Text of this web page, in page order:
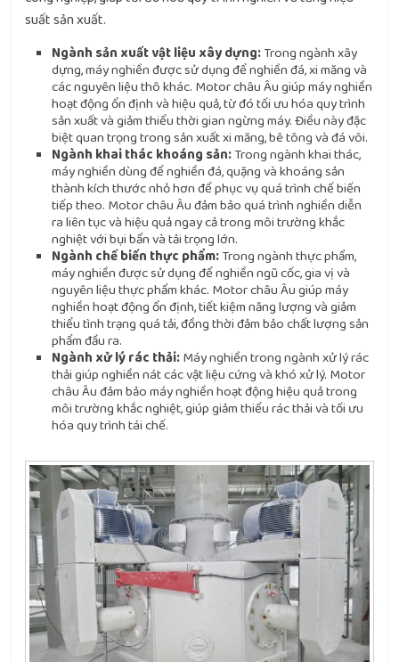
suất sản xuất.
Ngành sản xuất vật liệu xây dựng:Trong ngành xây
dựng, máy nghiền được sử dụng để nghiền đá, xi măng và
các nguyên liệu thô khác. Motor châu Âu giúp máy nghiền
hoạt động ổn định và hiệu quả, từ đó tối ưu hóa quy trình
sản xuất và giảm thiểu thời gian ngừng máy. Điều này đặc
biệt quan trọng trong sản xuất xi măng, bê tông và đá vôi.
Ngành khai thác khoáng sản:Trong ngành khai thác,
máy nghiền dùng để nghiền đá, quặng và khoáng sản
thành kích thước nhỏ hơn để phục vụ quá trình chế biến
tiếp theo. Motor châu Âu đảm bảo quá trình nghiền diễn
ra liên tục và hiệu quả ngay cả trong môi trường khắc
nghiệt với bụi bẩn và tải trọng lớn.
Ngành chế biến thực phẩm:Trong ngành thực phẩm,
máy nghiền được sử dụng để nghiền ngũ cốc, gia vị và
nguyên liệu thực phẩm khác. Motor châu Âu giúp máy
nghiền hoạt động ổn định, tiết kiệm năng lượng và giảm
thiểu tình trạng quá tải, đồng thời đảm bảo chất lượng sản
phẩm đầu ra.
Ngành xử lý rác thải:Máy nghiền trong ngành xử lý rác
thải giúp nghiền nát các vật liệu cứng và khó xử lý. Motor
châu Âu đảm bảo máy nghiền hoạt động hiệu quả trong
môi trường khắc nghiệt, giúp giảm thiểu rác thải và tối ưu
hóa quy trình tái chế.